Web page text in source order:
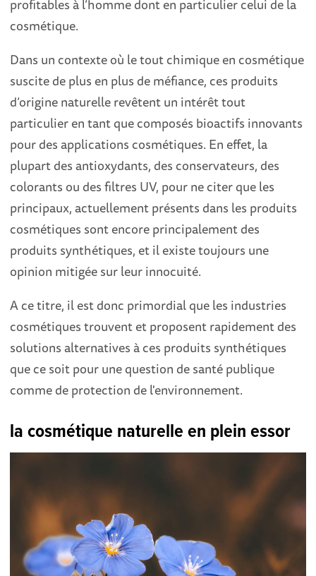
cosmétique.
Dans un contexte où le tout chimique en cosmétique
suscite de plus en plus de méfiance, ces produits
d’origine naturelle revêtent un intérêt tout
particulier en tant que composés bioactifs innovants
pour des applications cosmétiques. En effet, la
plupart des antioxydants, des conservateurs, des
colorants ou des filtres UV, pour ne citer que les
principaux, actuellement présents dans les produits
cosmétiques sont encore principalement des
produits synthétiques, et il existe toujours une
opinion mitigée sur leur innocuité.
A ce titre, il est donc primordial que les industries
cosmétiques trouvent et proposent rapidement des
solutions alternatives à ces produits synthétiques
que ce soit pour une question de santé publique
comme de protection de l'environnement.
la cosmétique naturelle en plein essor